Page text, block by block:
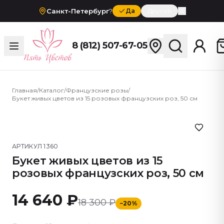
Санкт-Петербург? Да
8 (812) 507-67-05
Главная/Каталог/Французские розы/
Букет живых цветов из 15 розовых французских роз, 50 см
АРТИКУЛ1360
Букет живых цветов из 15
розовых французских роз, 50 см
14 640 ₽18 300 ₽ −20%